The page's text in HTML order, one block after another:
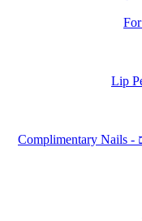
מוצרי ציפורניים משלימים - Complimentary Nails